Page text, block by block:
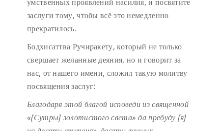
заслуги тому, чтобы всё это немедленно
прекратилось.
Бодхисаттва Ручиракету, который не только
свершает желанные деяния, но и говорит за
нас, от нашего имени, сложил такую молитву
посвящения заслуг:
Благодаря этой благой исповедииз священной
«[Сутры] золотистого света» да пребуду [я]